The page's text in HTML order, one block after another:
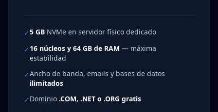
✓5 GB NVMe en servidor físico dedicado
✓16 núcleos y 64 GB de RAM — máxima
estabilidad
✓Ancho de banda, emails y bases de datos
ilimitados
✓Dominio .COM, .NET o .ORG gratis